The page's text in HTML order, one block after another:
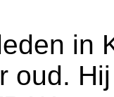
in
oud.